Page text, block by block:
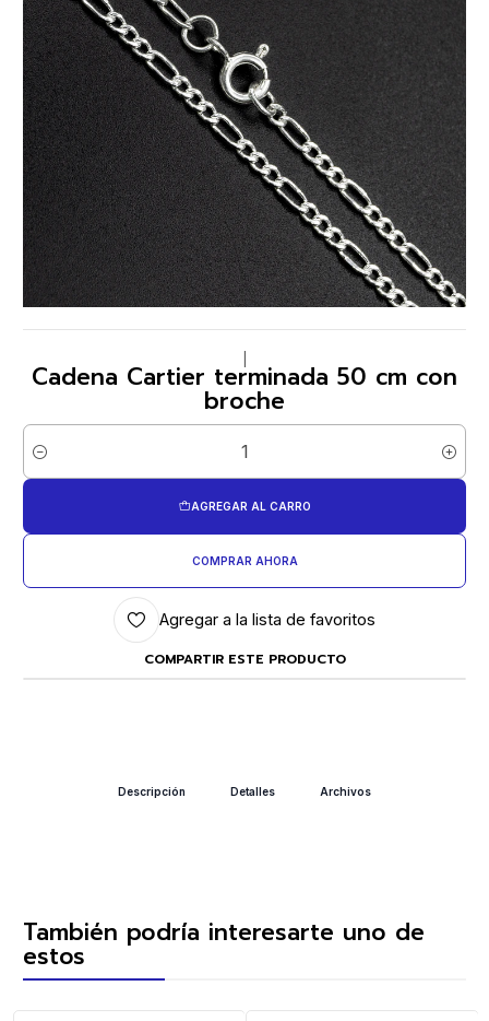
Cadena Cartier terminada 50 cm con
broche
Cantidad
AGREGAR AL CARRO
COMPRAR AHORA
Agregar a la lista de favoritos
COMPARTIR ESTE PRODUCTO
Descripción Detalles Archivos
También podría interesarte uno de
estos